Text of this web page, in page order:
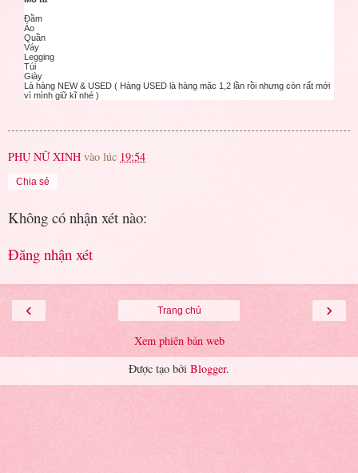
Đầm
Áo
Quần
Váy
Legging
Túi
Giày
Là hàng NEW & USED ( Hàng USED là hàng mặc 1,2 lần rồi nhưng còn rất mới
vì mình giữ kĩ nhé )
PHỤ NỮ XINH vào lúc 19:54
Chia sẻ
Không có nhận xét nào:
Đăng nhận xét
‹ ›
Trang chủ
Xem phiên bản web
Được tạo bởi Blogger.